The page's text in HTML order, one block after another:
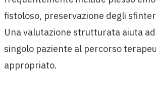
fistoloso, preservazione degli
Una valutazione strutturata aiuta
singolo paziente al percorso
appropriato.